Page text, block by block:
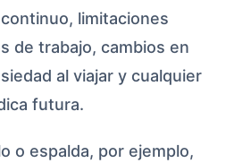
limitaciones
de trabajo, cambios en
al viajar y cualquier
futura.
o espalda, por ejemplo,